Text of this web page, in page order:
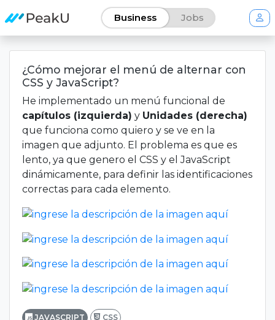
Business Jobs
¿Cómo mejorar el menú de alternar con
CSS y JavaScript?
He implementado un menú funcional de
capítulos (izquierda) y Unidades (derecha)
que funciona como quiero y se ve en la
imagen que adjunto. El problema es que es
lento, ya que genero el CSS y el JavaScript
dinámicamente, para definir las identificaciones
correctas para cada elemento.
JAVASCRIPT CSS